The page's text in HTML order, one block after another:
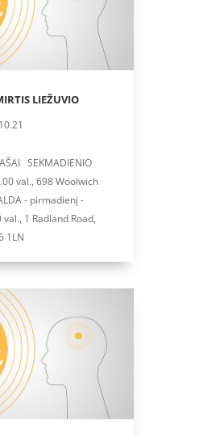
LIEŽUVIO
SEKMADIENIO
val., 698 Woolwich
- pirmadienį -
1 Radland Road,
1LN